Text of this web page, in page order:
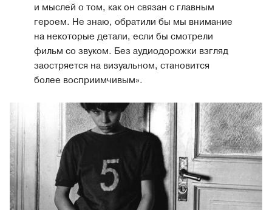
и мыслей о том, как он связан с главным
героем. Не знаю, обратили бы мы внимание
на некоторые детали, если бы смотрели
фильм со звуком. Без аудиодорожки взгляд
заостряется на визуальном, становится
более восприимчивым».